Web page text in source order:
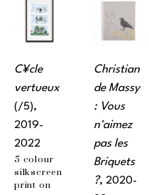
C¥cle
vertueux
(/5),
2019-
2022
5 colour
silkscreen
print on
Christian
de Massy
: Vous
n'aimez
pas les
Briquets
?, 2020-